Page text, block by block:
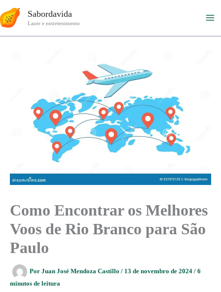
para
Sabordavida
Lazer e entretenimento
Como Encontrar os Melhores
Voos de Rio Branco para São
Paulo
Por Juan José Mendoza Castillo / 13 de novembro de 2024 / 6
minutos de leitura